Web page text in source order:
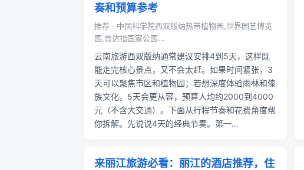
奏和预算参考
推荐 · 中国科学院西双版纳热带植物园,世界园艺博览
园,普达措国家公园...
云南旅游西双版纳通常建议安排4到5天，这样既
能走完核心景点，又不会太赶。如果时间紧张，3
天可以聚焦市区和植物园；若想深度体验雨林和傣
族文化，5天会更从容，预算人均约2000到4000
元（不含大交通）。下面从行程节奏和花费角度帮
你拆解。先说说4天的经典节奏。第一...
来丽江旅游必看：丽江的酒店推荐，住